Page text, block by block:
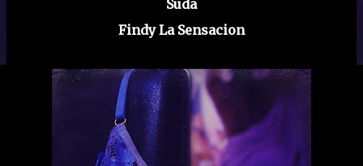
Suda
Findy La Sensacion